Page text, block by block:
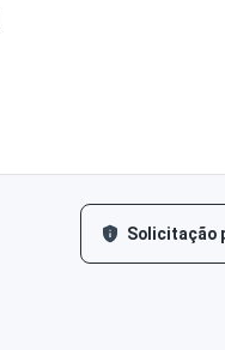
Solicitação